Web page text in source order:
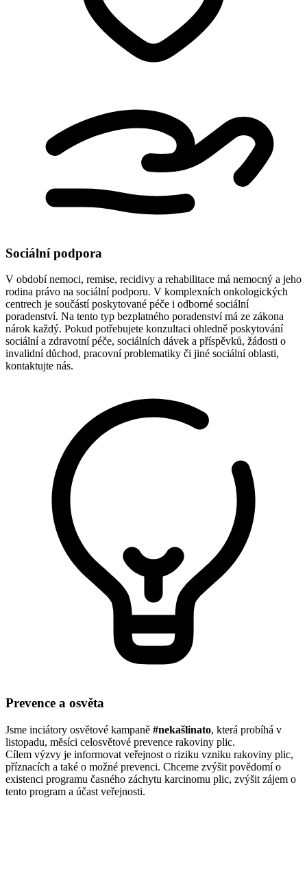
Sociální podpora
V období nemoci, remise, recidivy a rehabilitace má nemocný a jeho
rodina právo na sociální podporu. V komplexních onkologických
centrech je součástí poskytované péče i odborné sociální
poradenství. Na tento typ bezplatného poradenství má ze zákona
nárok každý. Pokud potřebujete konzultaci ohledně poskytování
sociální a zdravotní péče, sociálních dávek a příspěvků, žádosti o
invalidní důchod, pracovní problematiky či jiné sociální oblasti,
kontaktujte nás.
Prevence a osvěta
Jsme inciátory osvětové kampaně #nekašlinato, která probíhá v
listopadu, měsíci celosvětové prevence rakoviny plic.
Cílem výzvy je informovat veřejnost o riziku vzniku rakoviny plic,
příznacích a také o možné prevenci. Chceme zvýšit povědomí o
existenci programu časného záchytu karcinomu plic, zvýšit zájem o
tento program a účast veřejnosti.